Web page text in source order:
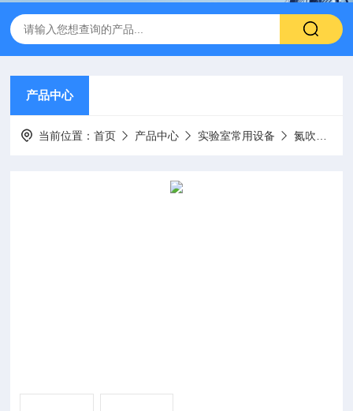
产品中心
当前位置：首页 产品中心 实验室常用设备 氮吹仪